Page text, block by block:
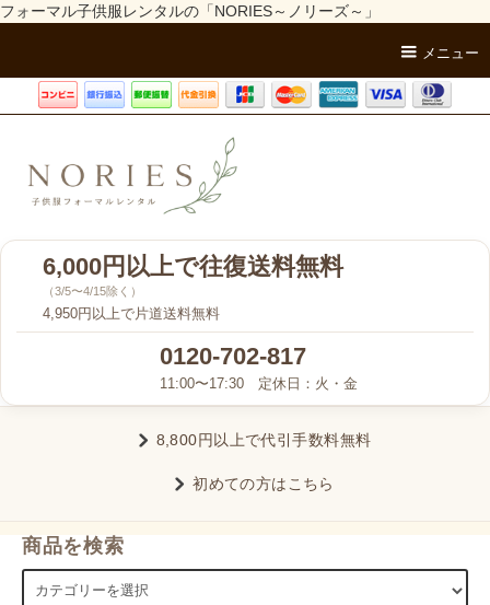
フォーマル子供服レンタルの「NORIES～ノリーズ～」
メニュー
6,000円以上で往復送料無料
（3/5〜4/15除く）
4,950円以上で片道送料無料
0120-702-817
11:00〜17:30 定休日：火・金
8,800円以上で代引手数料無料
初めての方はこちら
商品を検索